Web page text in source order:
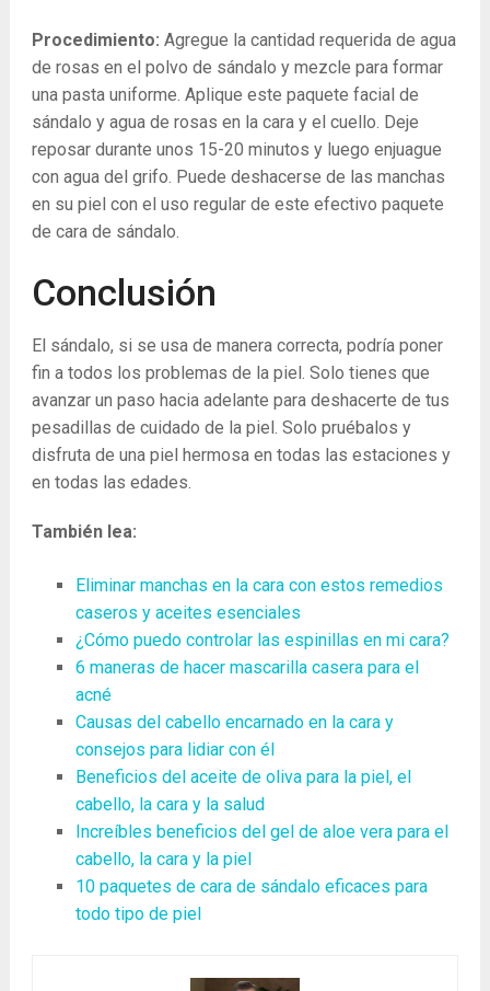
Procedimiento: Agregue la cantidad requerida de agua
de rosas en el polvo de sándalo y mezcle para formar
una pasta uniforme. Aplique este paquete facial de
sándalo y agua de rosas en la cara y el cuello. Deje
reposar durante unos 15-20 minutos y luego enjuague
con agua del grifo. Puede deshacerse de las manchas
en su piel con el uso regular de este efectivo paquete
de cara de sándalo.
Conclusión
El sándalo, si se usa de manera correcta, podría poner
fin a todos los problemas de la piel. Solo tienes que
avanzar un paso hacia adelante para deshacerte de tus
pesadillas de cuidado de la piel. Solo pruébalos y
disfruta de una piel hermosa en todas las estaciones y
en todas las edades.
También lea:
Eliminar manchas en la cara con estos remedios
caseros y aceites esenciales
¿Cómo puedo controlar las espinillas en mi cara?
6 maneras de hacer mascarilla casera para el
acné
Causas del cabello encarnado en la cara y
consejos para lidiar con él
Beneficios del aceite de oliva para la piel, el
cabello, la cara y la salud
Increíbles beneficios del gel de aloe vera para el
cabello, la cara y la piel
10 paquetes de cara de sándalo eficaces para
todo tipo de piel